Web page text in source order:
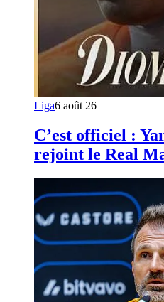
Liga6 août 26
C’est officiel :
rejoint le Real